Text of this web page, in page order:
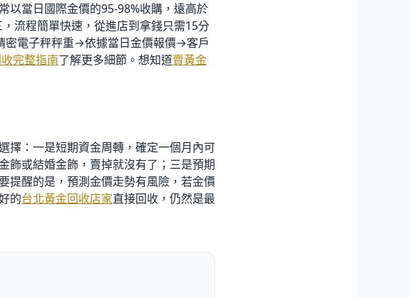
以當日國際金價的95-98%收購，遠高於
流程簡單快速，從進店到拿錢只需15分
密電子秤秤重→依據當日金價報價→客戶
完整指南了解更多細節。想知道賣黃金
擇：一是短期資金周轉，確定一個月內可
飾或結婚金飾，賣掉就沒有了；三是預期
提醒的是，預測金價走勢有風險，若金價
的台北黃金回收店家直接回收，仍然是最